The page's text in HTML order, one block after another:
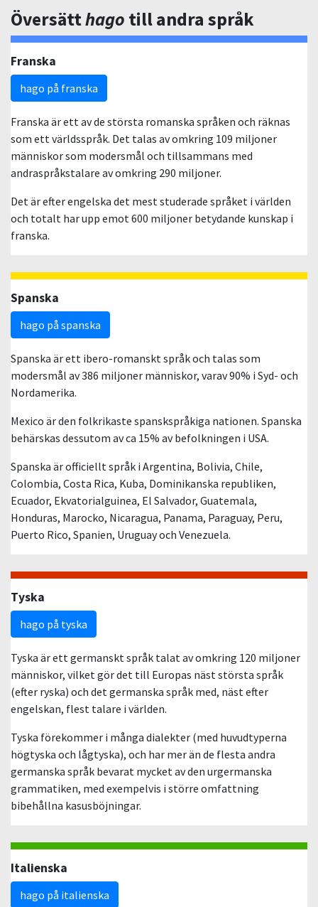
Översätthago till andra språk
Franska
hago på franska
Franska är ett av de största romanska språken och räknas
som ett världsspråk. Det talas av omkring 109 miljoner
människor som modersmål och tillsammans med
andraspråkstalare av omkring 290 miljoner.
Det är efter engelska det mest studerade språket i världen
och totalt har upp emot 600 miljoner betydande kunskap i
franska.
Spanska
hago på spanska
Spanska är ett ibero-romanskt språk och talas som
modersmål av 386 miljoner människor, varav 90% i Syd- och
Nordamerika.
Mexico är den folkrikaste spanskspråkiga nationen. Spanska
behärskas dessutom av ca 15% av befolkningen i USA.
Spanska är officiellt språk i Argentina, Bolivia, Chile,
Colombia, Costa Rica, Kuba, Dominikanska republiken,
Ecuador, Ekvatorialguinea, El Salvador, Guatemala,
Honduras, Marocko, Nicaragua, Panama, Paraguay, Peru,
Puerto Rico, Spanien, Uruguay och Venezuela.
Tyska
hago på tyska
Tyska är ett germanskt språk talat av omkring 120 miljoner
människor, vilket gör det till Europas näst största språk
(efter ryska) och det germanska språk med, näst efter
engelskan, flest talare i världen.
Tyska förekommer i många dialekter (med huvudtyperna
högtyska och lågtyska), och har mer än de flesta andra
germanska språk bevarat mycket av den urgermanska
grammatiken, med exempelvis i större omfattning
bibehållna kasusböjningar.
Italienska
hago på italienska